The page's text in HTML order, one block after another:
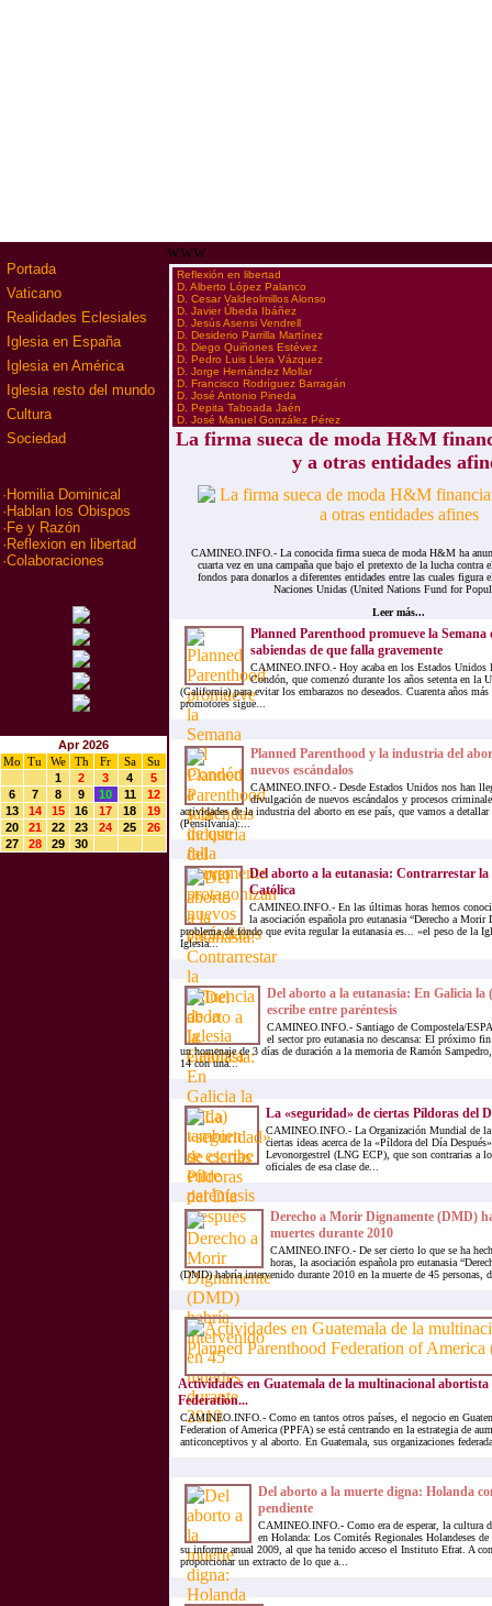
Portada
Vaticano
Realidades Eclesiales
Iglesia en España
Iglesia en América
Iglesia resto del mundo
Cultura
Sociedad
· Homilia Dominical
· Hablan los Obispos
· Fe y Razón
· Reflexion en libertad
·Colaboraciones
Apr 2026
Mo
Tu We Th Fr Sa
Su
1
2 3 4
5
6
7 8 9 10 11
12
13
14 15 16 17 18
19
20
21 22 23 24 25
26
27
28 29 30
www
·Reflexión en libertad
·D. Alberto López Palanco
·D. Cesar Valdeolmillos Alonso
·D. Javier Úbeda Ibáñez
·D. Jesús Asensi Vendrell
·D. Desiderio Parrilla Martínez
·D. Diego Quiñones Estévez
·D. Pedro Luis Llera Vázquez
·D. Jorge Hernández Mollar
·D. Francisco Rodríguez Barragán
·D. José Antonio Pineda
·D. Pepita Taboada Jaén
·D. José Manuel González Pérez
La firma sueca de moda H&M
y a otras entidades
CAMINEO.INFO.- La conocida firma sueca de moda H&M ha
cuarta vez en una campaña que bajo el pretexto de la lucha contra
fondos para donarlos a diferentes entidades entre las cuales figura
Naciones Unidas (United Nations Fund for
Leer más...
Planned Parenthood promueve la Semana
sabiendas de que falla gravemente
CAMINEO.INFO.- Hoy acaba en los Estados Unidos
Condón, que comenzó durante los años setenta en la
(California) para evitar los embarazos no deseados. Cuarenta años
promotores sigue...
Planned Parenthood y la industria del
nuevos escándalos
CAMINEO.INFO.- Desde Estados Unidos nos han
divulgación de nuevos escándalos y procesos
actividades de la industria del aborto en ese país, que vamos a
(Pensilvania):...
Del aborto a la eutanasia: Contrarrestar
Católica
CAMINEO.INFO.- En las últimas horas hemos
la asociación española pro eutanasia “Derecho a
problema de fondo que evita regular la eutanasia es... «el peso de la
Iglesia...
Del aborto a la eutanasia: En Galicia la
escribe entre paréntesis
CAMINEO.INFO.- Santiago de Compostela/
el sector pro eutanasia no descansa: El próximo fin
un homenaje de 3 días de duración a la memoria de Ramón
14 con una...
La «seguridad» de ciertas Píldoras del
CAMINEO.INFO.- La Organización Mundial de
ciertas ideas acerca de la «Píldora del Día
Levonorgestrel (LNG ECP), que son contrarias a lo
oficiales de esa clase de...
Derecho a Morir Dignamente (DMD)
muertes durante 2010
CAMINEO.INFO.- De ser cierto lo que se ha
horas, la asociación española pro eutanasia
(DMD) habría intervenido durante 2010 en la muerte de 45 personas,
Actividades en Guatemala de la multinacional
Federation...
CAMINEO.INFO.- Como en tantos otros países, el negocio en
Federation of America (PPFA) se está centrando en la estrategia de
anticonceptivos y al aborto. En Guatemala, sus organizaciones
Del aborto a la muerte digna: Holanda
pendiente
CAMINEO.INFO.- Como era de esperar, la cultura
en Holanda: Los Comités Regionales Holandeses de
su informe anual 2009, al que ha tenido acceso el Instituto Efrat. A
proporcionar un extracto de lo que a...